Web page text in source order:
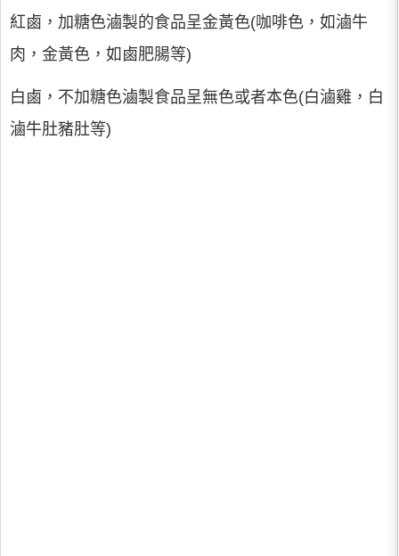
紅鹵，加糖色滷製的食品呈金黃色(咖啡色，如滷牛
肉，金黃色，如鹵肥腸等)
白鹵，不加糖色滷製食品呈無色或者本色(白滷雞，白
滷牛肚豬肚等)